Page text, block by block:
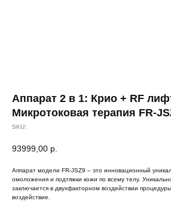
Аппарат 2 в 1: Крио + RF
Микротоковая терапия FR-
SKU:
93999,00 р.
Аппарат модели FR-JSZ9 – это инновационный
омоложения и подтяжки кожи по всему телу.
заключается в двухфакторном воздействии
воздействие.